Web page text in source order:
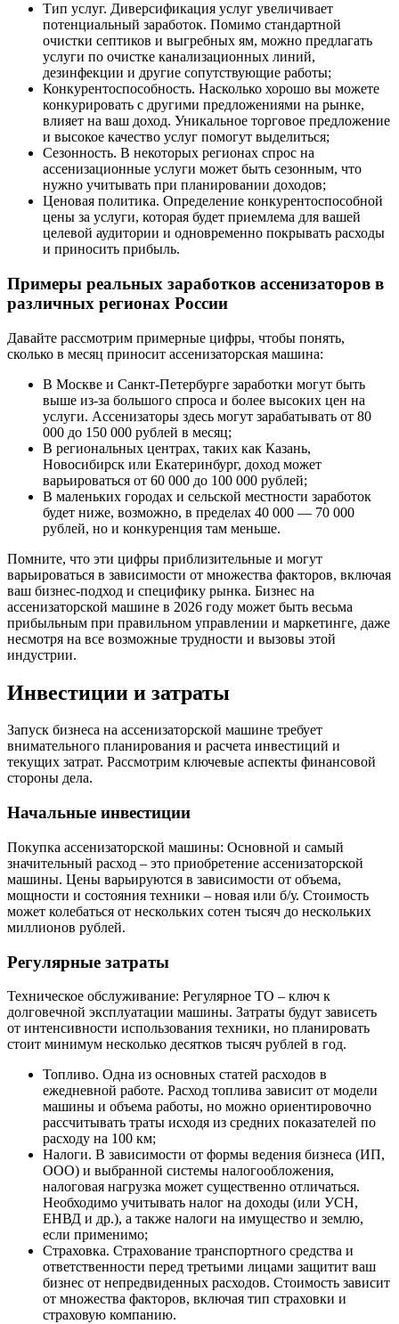
Тип услуг. Диверсификация услуг увеличивает
потенциальный заработок. Помимо стандартной
очистки септиков и выгребных ям, можно предлагать
услуги по очистке канализационных линий,
дезинфекции и другие сопутствующие работы;
Конкурентоспособность. Насколько хорошо вы можете
конкурировать с другими предложениями на рынке,
влияет на ваш доход. Уникальное торговое предложение
и высокое качество услуг помогут выделиться;
Сезонность. В некоторых регионах спрос на
ассенизационные услуги может быть сезонным, что
нужно учитывать при планировании доходов;
Ценовая политика. Определение конкурентоспособной
цены за услуги, которая будет приемлема для вашей
целевой аудитории и одновременно покрывать расходы
и приносить прибыль.
Примеры реальных заработков ассенизаторов в
различных регионах России
Давайте рассмотрим примерные цифры, чтобы понять,
сколько в месяц приносит ассенизаторская машина:
В Москве и Санкт-Петербурге заработки могут быть
выше из-за большого спроса и более высоких цен на
услуги. Ассенизаторы здесь могут зарабатывать от 80
000 до 150 000 рублей в месяц;
В региональных центрах, таких как Казань,
Новосибирск или Екатеринбург, доход может
варьироваться от 60 000 до 100 000 рублей;
В маленьких городах и сельской местности заработок
будет ниже, возможно, в пределах 40 000 — 70 000
рублей, но и конкуренция там меньше.
Помните, что эти цифры приблизительные и могут
варьироваться в зависимости от множества факторов, включая
ваш бизнес-подход и специфику рынка. Бизнес на
ассенизаторской машине в 2026 году может быть весьма
прибыльным при правильном управлении и маркетинге, даже
несмотря на все возможные трудности и вызовы этой
индустрии.
Инвестиции и затраты
Запуск бизнеса на ассенизаторской машине требует
внимательного планирования и расчета инвестиций и
текущих затрат. Рассмотрим ключевые аспекты финансовой
стороны дела.
Начальные инвестиции
Покупка ассенизаторской машины: Основной и самый
значительный расход – это приобретение ассенизаторской
машины. Цены варьируются в зависимости от объема,
мощности и состояния техники – новая или б/у. Стоимость
может колебаться от нескольких сотен тысяч до нескольких
миллионов рублей.
Регулярные затраты
Техническое обслуживание: Регулярное ТО – ключ к
долговечной эксплуатации машины. Затраты будут зависеть
от интенсивности использования техники, но планировать
стоит минимум несколько десятков тысяч рублей в год.
Топливо. Одна из основных статей расходов в
ежедневной работе. Расход топлива зависит от модели
машины и объема работы, но можно ориентировочно
рассчитывать траты исходя из средних показателей по
расходу на 100 км;
Налоги. В зависимости от формы ведения бизнеса (ИП,
ООО) и выбранной системы налогообложения,
налоговая нагрузка может существенно отличаться.
Необходимо учитывать налог на доходы (или УСН,
ЕНВД и др.), а также налоги на имущество и землю,
если применимо;
Страховка. Страхование транспортного средства и
ответственности перед третьими лицами защитит ваш
бизнес от непредвиденных расходов. Стоимость зависит
от множества факторов, включая тип страховки и
страховую компанию.